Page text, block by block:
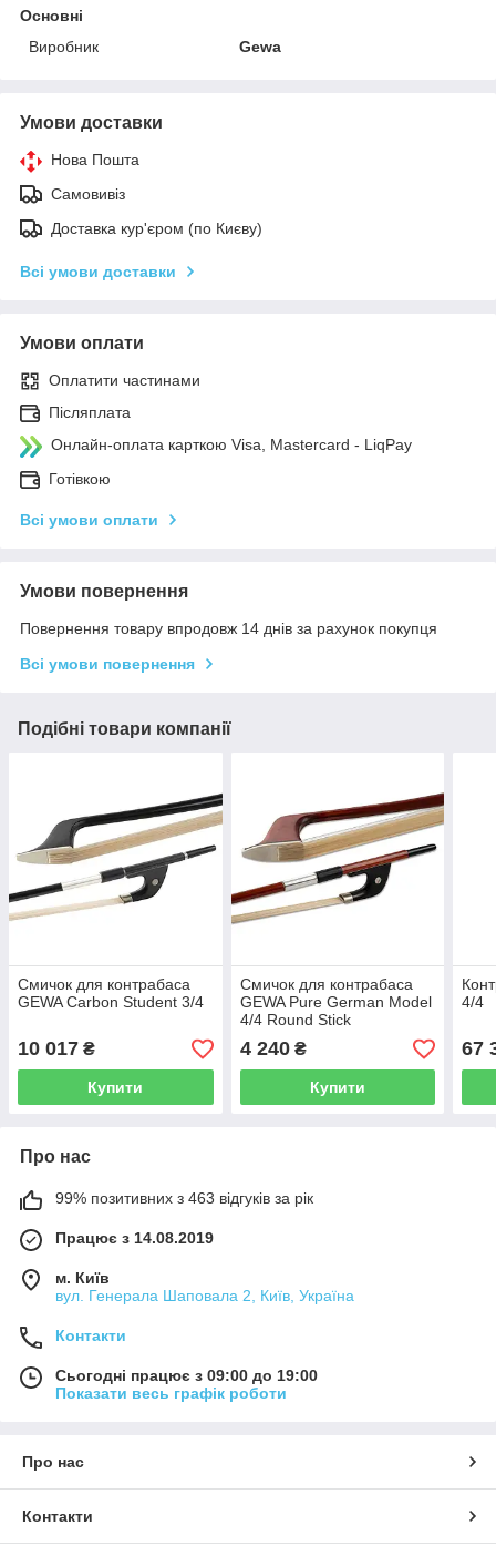
Основні
Виробник
Gewa
Умови доставки
Нова Пошта
Самовивіз
Доставка кур'єром (по Києву)
Всі умови доставки
Умови оплати
Оплатити частинами
Післяплата
Онлайн-оплата карткою Visa, Mastercard - LiqPay
Готівкою
Всі умови оплати
Умови повернення
Повернення товару впродовж 14 днів за рахунок покупця
Всі умови повернення
Подібні товари компанії
Смичок для контрабаса
GEWA Carbon Student 3/4
10 017 ₴
Купити
Смичок для контрабаса
GEWA Pure German Model
4/4 Round Stick
4 240₴
Купити
4/4
67
Про нас
99% позитивних з 463 відгуків за рік
Працює з 14.08.2019
м. Київ
вул. Генерала Шаповала 2, Київ, Україна
Контакти
Сьогодні працює з 09:00 до 19:00
Показати весь графік роботи
Про нас
Контакти